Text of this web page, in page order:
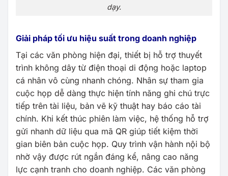
dạy.
Giải pháp tối ưu hiệu suất trong doanh nghiệp
Tại các văn phòng hiện đại, thiết bị hỗ trợ thuyết
trình không dây từ điện thoại di động hoặc laptop
cá nhân vô cùng nhanh chóng. Nhân sự tham gia
cuộc họp dễ dàng thực hiện tính năng ghi chú trực
tiếp trên tài liệu, bản vẽ kỹ thuật hay báo cáo tài
chính. Khi kết thúc phiên làm việc, hệ thống hỗ trợ
gửi nhanh dữ liệu qua mã QR giúp tiết kiệm thời
gian biên bản cuộc họp. Quy trình vận hành nội bộ
nhờ vậy được rút ngắn đáng kể, nâng cao năng
lực cạnh tranh cho doanh nghiệp. Các văn phòng